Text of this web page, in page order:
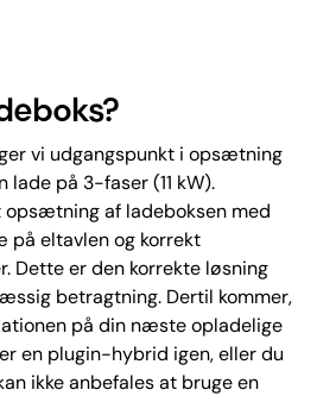
vi udgangspunkt i opsætning
lade på 3-faser (11 kW).
opsætning af ladeboksen med
eltavlen og korrekt
Dette er den korrekte løsning
betragtning. Dertil kommer,
på din næste opladelige
en plugin-hybrid igen, eller du
ikke anbefales at bruge en